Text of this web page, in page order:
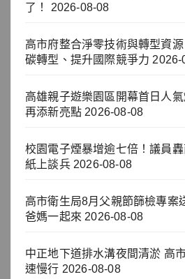
了！
2026-08-08
高市府整合淨零技術與轉型資
碳轉型、提升國際競爭力 2026-
高雄親子遊樂園區開幕首日人
再添新亮點 2026-08-08
校園電子煙暴增逾七倍！議員
紙上談兵 2026-08-08
高市衛生局8月父親節篩檢專案
爸媽一起來 2026-08-08
中正地下道排水溝夜間清淤 高
速慢行 2026-08-08